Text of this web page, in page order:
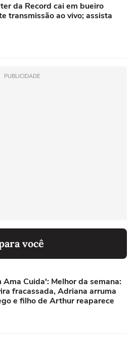
da Record cai em bueiro
transmissão ao vivo; assista
PUBLICIDADE
você
Ama Cuida': Melhor da semana:
fracassada, Adriana arruma
e filho de Arthur reaparece